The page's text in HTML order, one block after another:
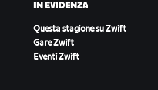
IN EVIDENZA
Questa stagione su Zwift
Gare Zwift
Eventi Zwift